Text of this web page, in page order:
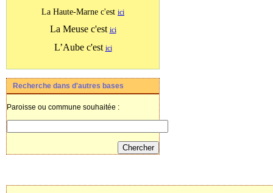
La Haute-Marne c'est ici
La Meuse c'est ici
L’Aube c'est ici
Recherche dans d'autres bases
Paroisse ou commune souhaitée :